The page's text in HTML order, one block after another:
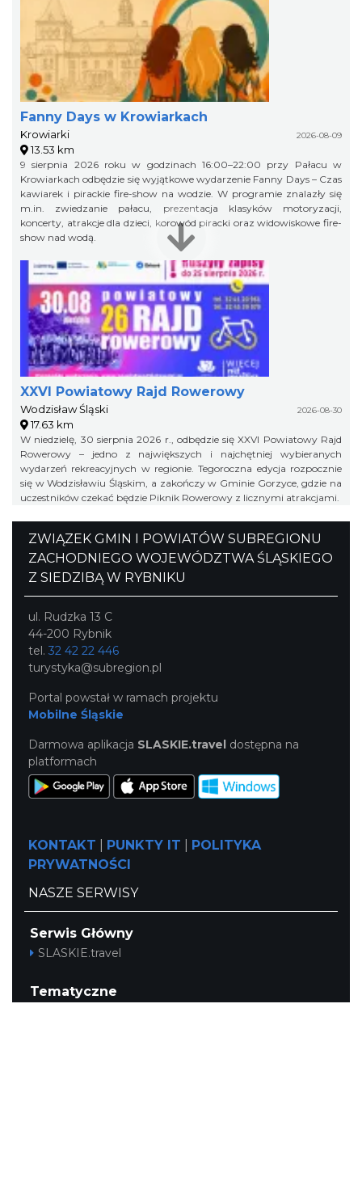
Fanny Days w Krowiarkach
Krowiarki 2026-08-09
13.53 km
9 sierpnia 2026 roku w godzinach 16:00–22:00 przy Pałacu w
Krowiarkach odbędzie się wyjątkowe wydarzenie Fanny Days – Czas
kawiarek i pirackie fire-show na wodzie. W programie znalazły się
m.in. zwiedzanie pałacu, prezentacja klasyków motoryzacji,
koncerty, atrakcje dla dzieci, korowód piracki oraz widowiskowe fire-
show nad wodą.
XXVI Powiatowy Rajd Rowerowy
Wodzisław Śląski 2026-08-30
17.63 km
W niedzielę, 30 sierpnia 2026 r., odbędzie się XXVI Powiatowy Rajd
Rowerowy – jedno z największych i najchętniej wybieranych
wydarzeń rekreacyjnych w regionie. Tegoroczna edycja rozpocznie
się w Wodzisławiu Śląskim, a zakończy w Gminie Gorzyce, gdzie na
uczestników czekać będzie Piknik Rowerowy z licznymi atrakcjami.
ZWIĄZEK GMIN I POWIATÓW SUBREGIONU
ZACHODNIEGO WOJEWÓDZTWA ŚLĄSKIEGO
Z SIEDZIBĄ W RYBNIKU
ul. Rudzka 13 C
44-200 Rybnik
tel. 32 42 22 446
turystyka@subregion.pl
Portal powstał w ramach projektu
Mobilne Śląskie
Darmowa aplikacja SLASKIE.travel dostępna na
platformach
KONTAKT PUNKTY IT
POLITYKA
PRYWATNOŚCI
NASZE SERWISY
Serwis Główny
SLASKIE.travel
Tematyczne